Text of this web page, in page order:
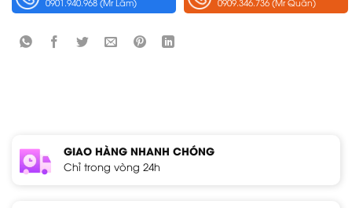
GIAO HÀNG NHANH CHÓNG
Chỉ trong vòng 24h